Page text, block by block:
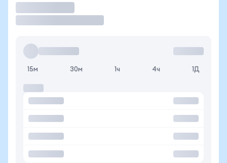
15м 30м 1ч 4ч 1Д